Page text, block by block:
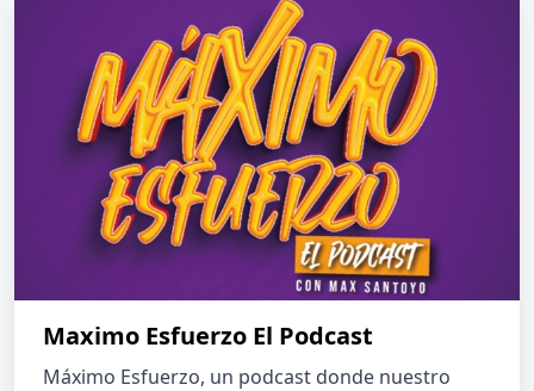
Maximo Esfuerzo El Podcast
Máximo Esfuerzo, un podcast donde nuestro